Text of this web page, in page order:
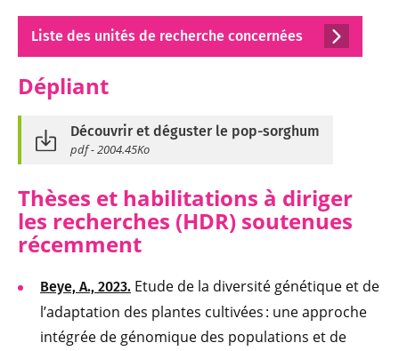
Liste des unités de recherche concernées
Dépliant
Découvrir et déguster le pop-sorghum
pdf - 2004.45Ko
Thèses et habilitations à diriger
les recherches (HDR) soutenues
récemment
Beye, A., 2023. Etude de la diversité génétique et de
l’adaptation des plantes cultivées : une approche
intégrée de génomique des populations et de